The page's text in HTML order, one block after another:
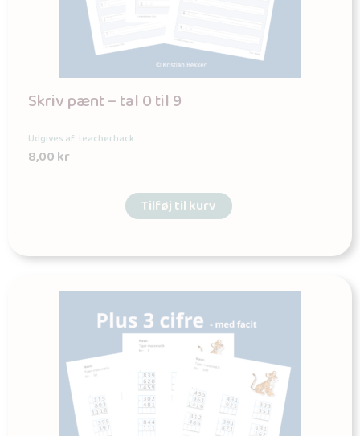
Skriv pænt – tal 0 til 9
Udgives af: teacherhack
8,00kr
Tilføj til kurv